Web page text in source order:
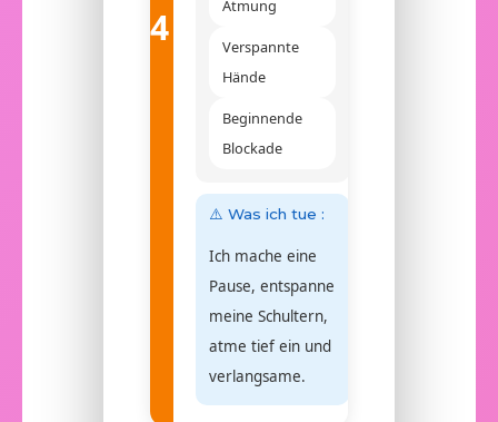
4
Atmung
Verspannte
Hände
Beginnende
Blockade
⚠️ Was ich tue :
Ich mache eine
Pause, entspanne
meine Schultern,
atme tief ein und
verlangsame.